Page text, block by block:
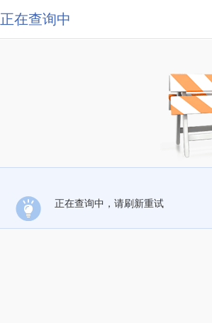
正在查询中
正在查询中，请刷新重试